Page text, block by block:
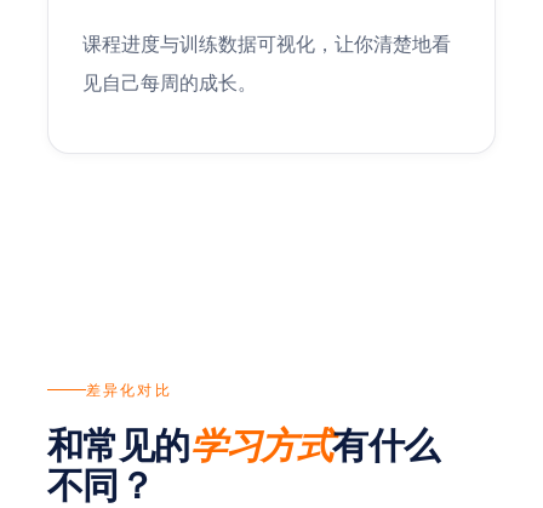
课程进度与训练数据可视化，让你清楚地看
见自己每周的成长。
差异化对比
和常见的学习方式有什么
不同？